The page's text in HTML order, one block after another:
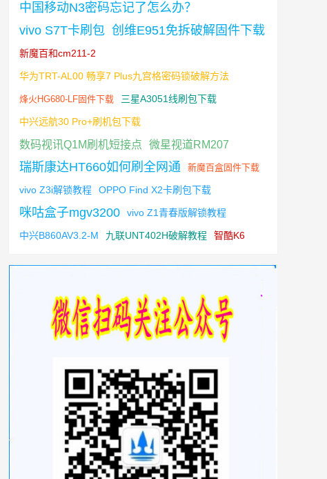
中国移动N3密码忘记了怎么办？
vivo S7T卡刷包 创维E951免拆破解固件下载
新魔百和cm211-2
华为TRT-AL00 畅享7 Plus九宫格密码锁破解方法
烽火HG680-LF固件下载 三星A3051线刷包下载
中兴远航30 Pro+刷机包下载
数码视讯Q1M刷机短接点 微星视道RM207
瑞斯康达HT660如何刷全网通 新魔百盒固件下载
vivo Z3i解锁教程 OPPO Find X2卡刷包下载
咪咕盒子mgv3200 vivo Z1青春版解锁教程
中兴B860AV3.2-M 九联UNT402H破解教程 智酷K6